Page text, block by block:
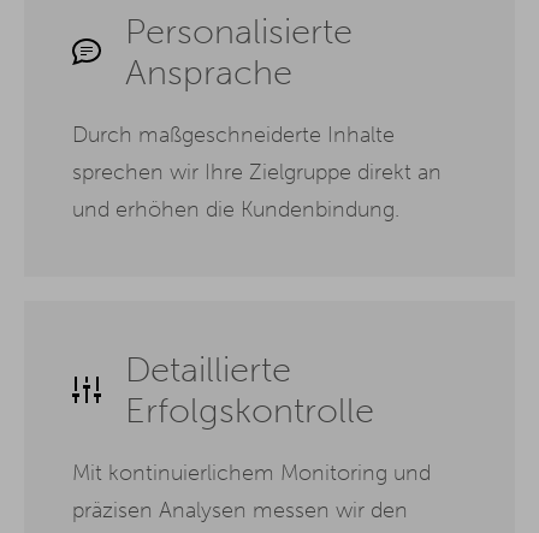
Personalisierte
Ansprache
Durch maßgeschneiderte Inhalte
sprechen wir Ihre Zielgruppe direkt an
und erhöhen die Kundenbindung.
Detaillierte
Erfolgskontrolle
Mit kontinuierlichem Monitoring und
präzisen Analysen messen wir den